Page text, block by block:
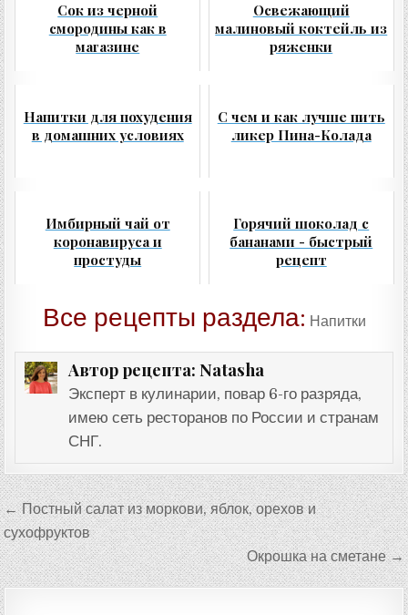
Сок из черной
смородины как в
магазине
Освежающий
малиновый коктейль из
ряженки
Напитки для похудения
в домашних условиях
С чем и как лучше пить
ликер Пина-Колада
Имбирный чай от
коронавируса и
простуды
Горячий шоколад с
бананами - быстрый
рецепт
Все рецепты раздела: Напитки
Автор рецепта: Natasha
Эксперт в кулинарии, повар 6-го разряда,
имею сеть ресторанов по России и странам
СНГ.
Навигация
по
записям
← Постный салат из моркови, яблок, орехов и
сухофруктов
Окрошка на сметане →